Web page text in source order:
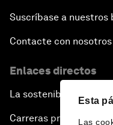
Esta
Las
Suscríbase a nuestros
Contacte con nosotros
Enlaces directos
La sostenibilidad en el
Carreras profesionales